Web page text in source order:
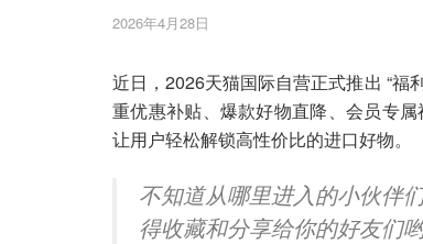
2026年4月28日
近日，2026天猫国际自营正式推出 “福
重优惠补贴、爆款好物直降、会员专
让用户轻松解锁高性价比的进口好物。
不知道从哪里进入的小伙伴
得收藏和分享给你的好友们哟